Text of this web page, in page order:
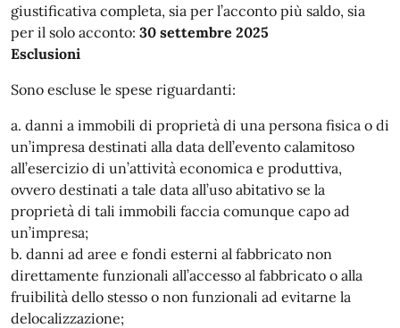
giustificativa completa, sia per l’acconto più saldo, sia
per il solo acconto: 30 settembre 2025
Esclusioni
Sono escluse le spese riguardanti:
a. danni a immobili di proprietà di una persona fisica o di
un’impresa destinati alla data dell’evento calamitoso
all’esercizio di un’attività economica e produttiva,
ovvero destinati a tale data all’uso abitativo se la
proprietà di tali immobili faccia comunque capo ad
un’impresa;
b. danni ad aree e fondi esterni al fabbricato non
direttamente funzionali all’accesso al fabbricato o alla
fruibilità dello stesso o non funzionali ad evitarne la
delocalizzazione;